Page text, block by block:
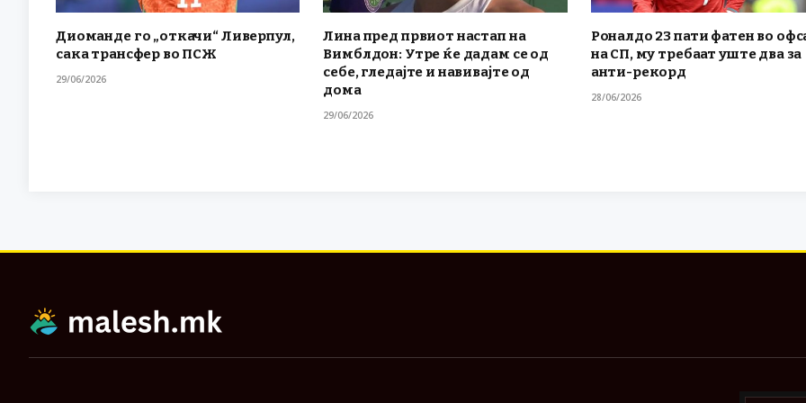
Диоманде го „откачи“ Ливерпул,
сака трансфер во ПСЖ
29/06/2026
Лина пред првиот настап на
Вимблдон: Утре ќе дадам се од
себе, гледајте и навивајте од
дома
29/06/2026
Роналдо 23 пати фатен во
на СП, му требаат уште два за
анти-рекорд
28/06/2026